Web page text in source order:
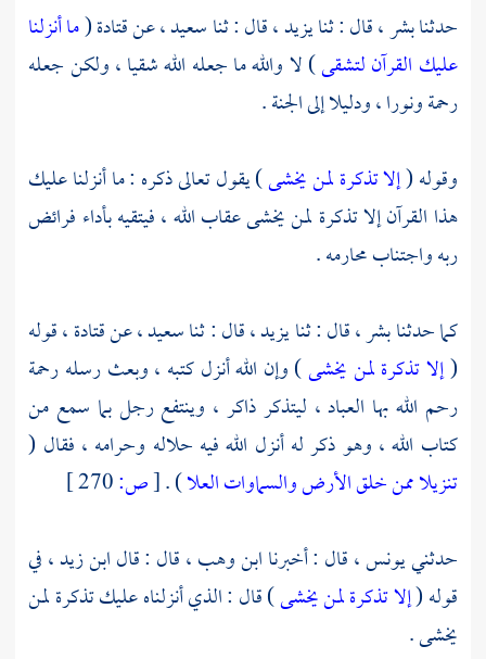
حدثنابشر ،قال : ثنايزيد ،قال : ثناسعيد ،عنقتادة(ما أنزلنا
عليك القرآن لتشقى) لا والله ما جعله الله شقيا ، ولكن جعله
رحمة ونورا ، ودليلا إلى الجنة .
وقوله (إلا تذكرة لمن يخشى) يقول تعالى ذكره : ما أنزلنا عليك
هذا القرآن إلا تذكرة لمن يخشى عقاب الله ، فيتقيه بأداء فرائض
ربه واجتناب محارمه .
كما حدثنابشر ،قال : ثنايزيد ،قال : ثناسعيد ،عنقتادة ،قوله
(إلا تذكرة لمن يخشى) وإن الله أنزل كتبه ، وبعث رسله رحمة
رحم الله بها العباد ، ليتذكر ذاكر ، وينتفع رجل بما سمع من
كتاب الله ، وهو ذكر له أنزل الله فيه حلاله وحرامه ، فقال (
تنزيلا ممن خلق الأرض والسماوات العلا) .
[ص:
حدثنييونس ،قال : أخبرناابن وهب ،قال : قالابن زيد ،في
قوله (إلا تذكرة لمن يخشى) قال : الذي أنزلناه عليك تذكرة لمن
يخشى .